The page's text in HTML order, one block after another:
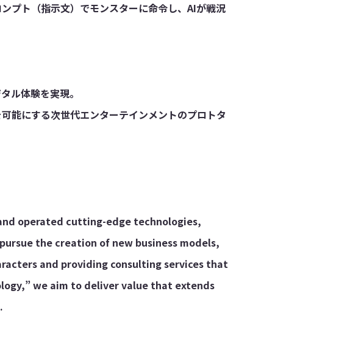
プト（指示文）でモンスターに命令し、AIが戦況
ル体験を実現。
能にする次世代エンターテインメントのプロトタ
operated cutting-edge technologies,
the creation of new business models,
and providing consulting services that
we aim to deliver value that extends